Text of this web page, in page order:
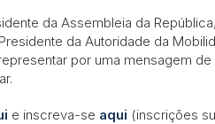
da Assembleia da
da Autoridade da
por uma mensagem
e inscreva-se aqui (inscrições